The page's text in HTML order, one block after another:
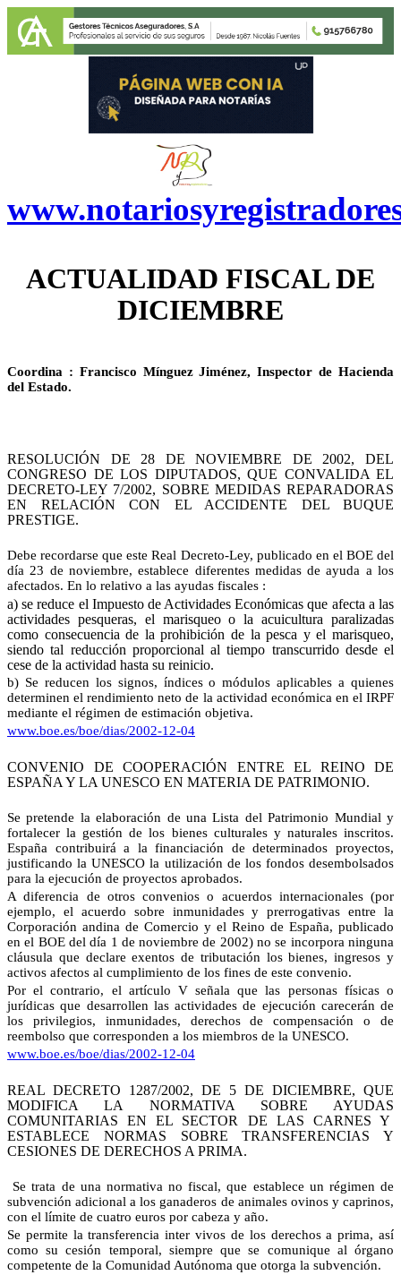
ACTUALIDAD FISCAL DE
DICIEMBRE
Coordina : Francisco Mínguez Jiménez, Inspector de Hacienda
del Estado.
RESOLUCIÓN DE 28 DE NOVIEMBRE DE 2002, DEL
CONGRESO DE LOS DIPUTADOS, QUE CONVALIDA EL
DECRETO-LEY 7/2002, SOBRE MEDIDAS REPARADORAS
EN RELACIÓN CON EL ACCIDENTE DEL BUQUE
PRESTIGE.
Debe recordarse que este Real Decreto-Ley, publicado en el BOE del
día 23 de noviembre, establece diferentes medidas de ayuda a los
afectados. En lo relativo a las ayudas fiscales :
a) se reduce el Impuesto de Actividades Económicas que afecta a las
actividades pesqueras, el marisqueo o la acuicultura paralizadas
como consecuencia de la prohibición de la pesca y el marisqueo,
siendo tal reducción proporcional al tiempo transcurrido desde el
cese de la actividad hasta su reinicio.
b) Se reducen los signos, índices o módulos aplicables a quienes
determinen el rendimiento neto de la actividad económica en el IRPF
mediante el régimen de estimación objetiva.
www.boe.es/boe/dias/2002-12-04
CONVENIO DE COOPERACIÓN ENTRE EL REINO DE
ESPAÑA Y LA UNESCO EN MATERIA DE PATRIMONIO.
Se pretende la elaboración de una Lista del Patrimonio Mundial y
fortalecer la gestión de los bienes culturales y naturales inscritos.
España contribuirá a la financiación de determinados proyectos,
justificando la UNESCO la utilización de los fondos desembolsados
para la ejecución de proyectos aprobados.
A diferencia de otros convenios o acuerdos internacionales (por
ejemplo, el acuerdo sobre inmunidades y prerrogativas entre la
Corporación andina de Comercio y el Reino de España, publicado
en el BOE del día 1 de noviembre de 2002) no se incorpora ninguna
cláusula que declare exentos de tributación los bienes, ingresos y
activos afectos al cumplimiento de los fines de este convenio.
Por el contrario, el artículo V señala que las personas físicas o
jurídicas que desarrollen las actividades de ejecución carecerán de
los privilegios, inmunidades, derechos de compensación o de
reembolso que corresponden a los miembros de la UNESCO.
www.boe.es/boe/dias/2002-12-04
REAL DECRETO 1287/2002, DE 5 DE DICIEMBRE, QUE
MODIFICA LA NORMATIVA SOBRE AYUDAS
COMUNITARIAS EN EL SECTOR DE LAS CARNES Y
ESTABLECE NORMAS SOBRE TRANSFERENCIAS Y
CESIONES DE DERECHOS A PRIMA.
Se trata de una normativa no fiscal, que establece un régimen de
subvención adicional a los ganaderos de animales ovinos y caprinos,
con el límite de cuatro euros por cabeza y año.
Se permite la transferencia inter vivos de los derechos a prima, así
como su cesión temporal, siempre que se comunique al órgano
competente de la Comunidad Autónoma que otorga la subvención.